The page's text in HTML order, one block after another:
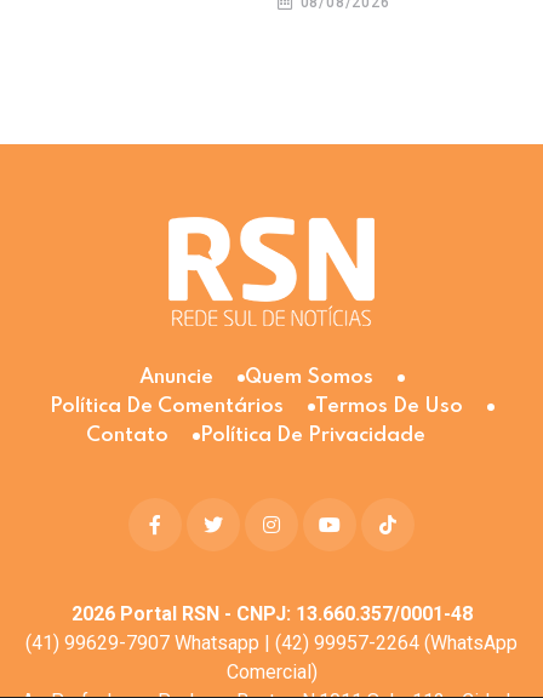
Anuncie
Quem Somos
Política De Comentários
Termos De Uso
Contato
Política De Privacidade
2026Portal RSN - CNPJ: 13.660.357/0001-48
(41) 99629-7907 Whatsapp | (42) 99957-2264 (WhatsApp
Comercial)